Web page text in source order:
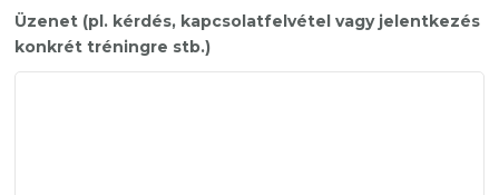
Üzenet (pl. kérdés, kapcsolatfelvétel vagy jelentkezés
konkrét tréningre stb.)